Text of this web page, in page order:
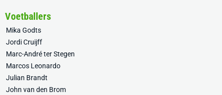
Voetballers
Mika Godts
Jordi Cruijff
Marc-André ter Stegen
Marcos Leonardo
Julian Brandt
John van den Brom